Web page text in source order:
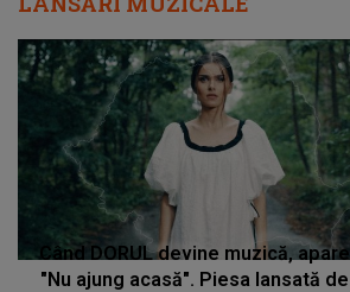
Când DORUL devine muzică, apare
"Nu ajung acasă". Piesa lansată de